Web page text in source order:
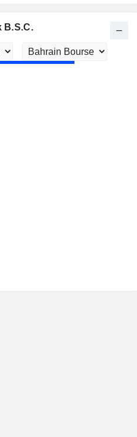
B.S.C.